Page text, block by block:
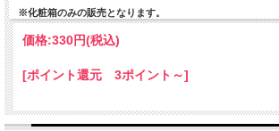
※化粧箱のみの販売となります。
価格:330円(税込)
[ポイント還元 3ポイント～]